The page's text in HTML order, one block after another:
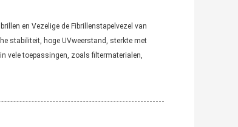
en Vezelige de Fibrillenstapelvezel van
stabiliteit, hoge UVweerstand, sterkte met
vele toepassingen, zoals filtermaterialen,